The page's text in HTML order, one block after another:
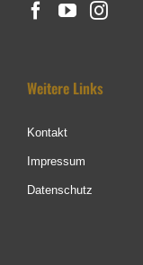
Weitere Links
Kontakt
Impressum
Datenschutz